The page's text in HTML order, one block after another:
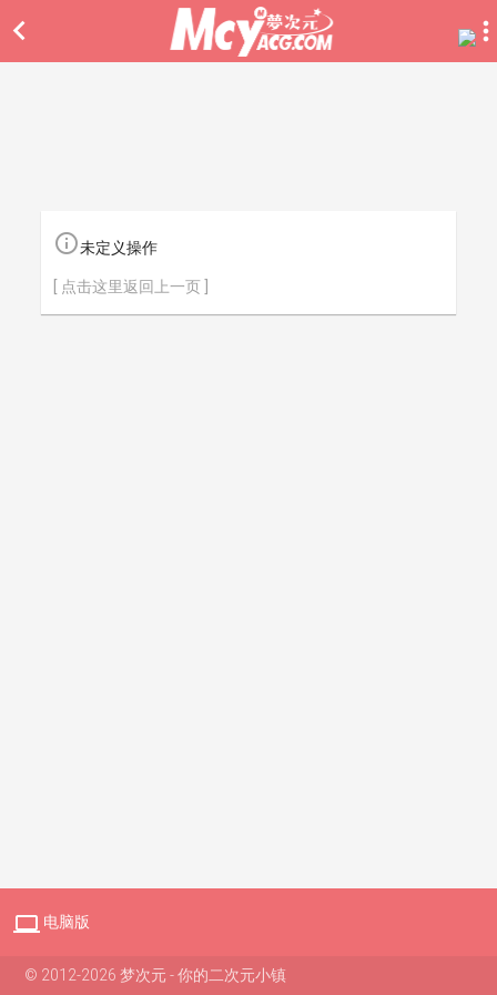

未定义操作
[ 点击这里返回上一页 ]
 电脑版
© 2012-2026 梦次元 - 你的二次元小镇